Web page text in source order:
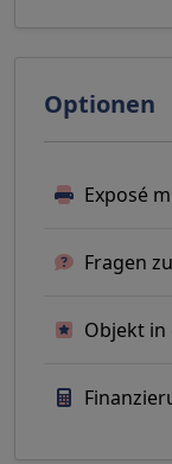
Optionen
Exposé
Fragen
Objekt